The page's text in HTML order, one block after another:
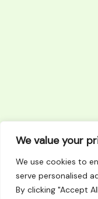
We value your
We use cookies to
serve personalised
By clicking "Accept